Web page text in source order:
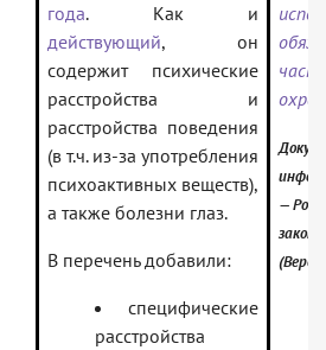
года. Как и
действующий, он
содержит психические
расстройства и
расстройства поведения
(в т.ч. из-за употребления
психоактивных веществ),
а также болезни глаз.
В перечень добавили:
специфические
расстройства
—